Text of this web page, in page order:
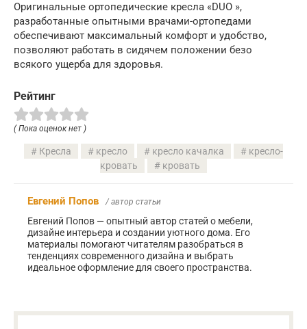
Оригинальные ортопедические кресла «DUO »,
разработанные опытными врачами-ортопедами
обеспечивают максимальный комфорт и удобство,
позволяют работать в сидячем положении безо
всякого ущерба для здоровья.
Рейтинг
( Пока оценок нет )
Кресла кресло кресло качалка
кресло-
кровать
кровать
Евгений Попов / автор статьи
Евгений Попов — опытный автор статей о мебели,
дизайне интерьера и создании уютного дома. Его
материалы помогают читателям разобраться в
тенденциях современного дизайна и выбрать
идеальное оформление для своего пространства.